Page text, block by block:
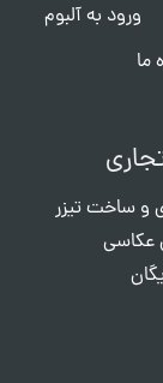
ورود به آلبوم
ما
و ساخت تیزر
عکاسی